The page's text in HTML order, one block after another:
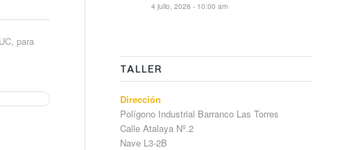
para
4 julio, 2026 - 10:00 am
TALLER
Dirección
Polígono Industrial Barranco Las Torres
Calle Atalaya Nº.2
Nave L3-2B